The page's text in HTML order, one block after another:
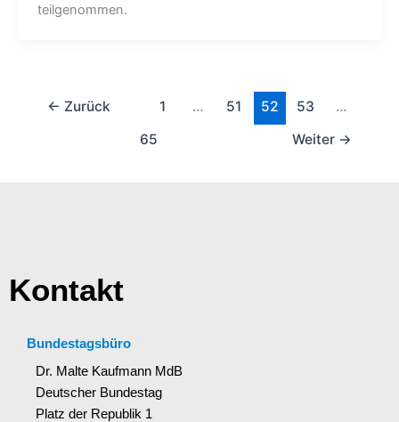
teilgenommen.
← Zurück 1 … 51 52 53
…
65
Weiter →
Kontakt
Bundestagsbüro
Dr. Malte Kaufmann MdB
Deutscher Bundestag
Platz der Republik 1